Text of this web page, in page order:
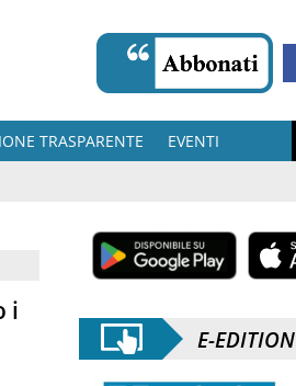
TRASPARENTE
EVENTI
i
E-EDITION